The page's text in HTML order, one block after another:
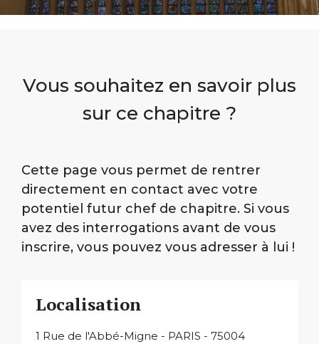
Vous souhaitez en savoir plus
sur ce chapitre ?
Cette page vous permet de rentrer
directement en contact avec votre
potentiel futur chef de chapitre. Si vous
avez des interrogations avant de vous
inscrire, vous pouvez vous adresser à lui !
Localisation
1 Rue de l'Abbé-Migne - PARIS - 75004